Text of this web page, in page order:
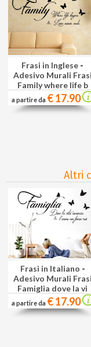
Frasi in Inglese -
Adesivo Murali Frasi
Family where life b
a partire da € 17.90
Altri
Frasi in Italiano -
Adesivo Murali Frasi
Famiglia dove la vi
a partire da € 17.90